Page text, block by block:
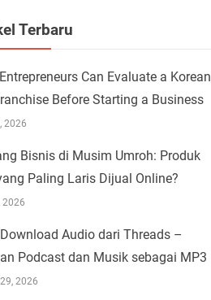
Terbaru
Can Evaluate a Korean
Before Starting a Business
2026
Bisnis di Musim Umroh: Produk
Paling Laris Dijual Online?
2026
Audio dari Threads –
Podcast dan Musik sebagai MP3
2026